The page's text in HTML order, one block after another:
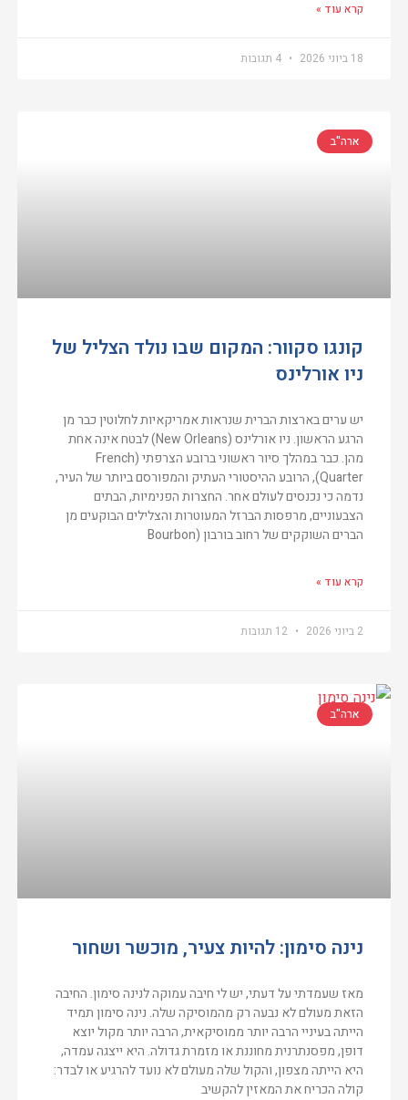
קרא עוד »
18 ביוני 2026
ארה"ב
קונגו סקוור: המקום שבו נולד הצליל של
ניו אורלינס
יש ערים בארצות הברית שנראות אמריקאיות לחלוטין כבר מן
הרגע הראשון. ניו אורלינס (New Orleans) לבטח אינה אחת
מהן. כבר במהלך סיור ראשוני ברובע הצרפתי (French
Quarter), הרובע ההיסטורי העתיק והמפורסם ביותר של העיר,
נדמה כי נכנסים לעולם אחר. החצרות הפנימיות, הבתים
הצבעוניים, מרפסות הברזל המעוטרות והצלילים הבוקעים מן
הברים השוקקים של רחוב בורבון (Bourbon
קרא עוד »
2 ביוני 2026
ארה"ב
נינה סימון: להיות צעיר, מוכשר ושחור
מאז שעמדתי על דעתי, יש לי חיבה עמוקה לנינה סימון. החיבה
הזאת מעולם לא נבעה רק מהמוסיקה שלה. נינה סימון תמיד
הייתה בעיניי הרבה יותר ממוסיקאית, הרבה יותר מקול יוצא
דופן, מפסנתרנית מחוננת או מזמרת גדולה. היא ייצגה עמדה,
היא הייתה מצפון, והקול שלה מעולם לא נועד להרגיע או לבדר:
קולה הכריח את המאזין להקשיב